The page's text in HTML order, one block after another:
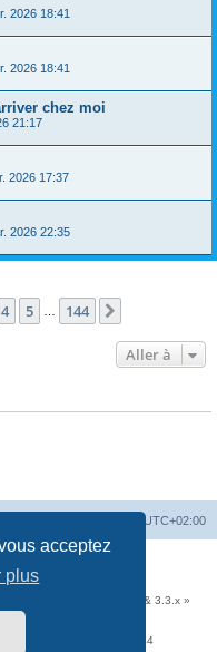
acceptez
plus
2026 18:41
2026 18:41
chez moi
21:17
2026 17:37
2026 22:35
4 5 144
Aller à
UTC+02:00
& styles pour phpBB 3.2.x & 3.3.x »
- tél +41 22 820 35 44